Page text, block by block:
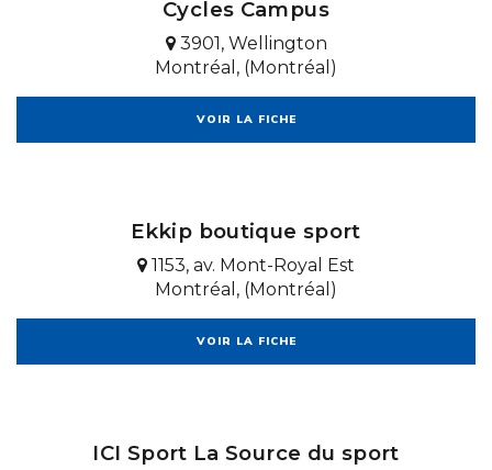
Cycles Campus
3901, Wellington
Montréal, (Montréal)
VOIR LA FICHE
Ekkip boutique sport
1153, av. Mont-Royal Est
Montréal, (Montréal)
VOIR LA FICHE
ICI Sport La Source du sport